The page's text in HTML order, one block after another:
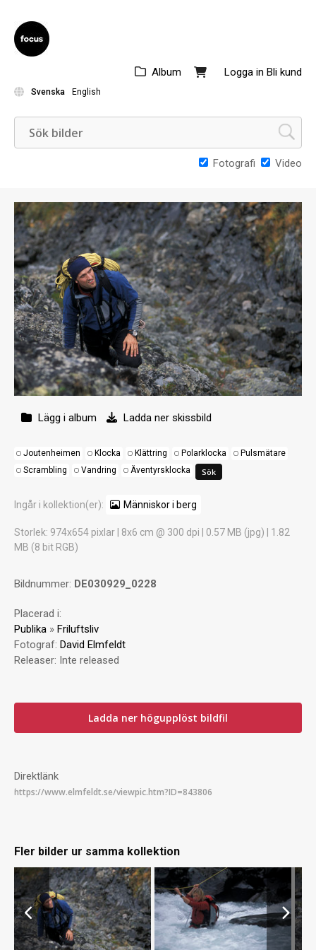
Logga in Bli kund
Album
Svenska English
Fotografi Video
Lägg i album Ladda ner skissbild
Joutenheimen Klocka Klättring Polarklocka
Pulsmätare
Scrambling
Vandring Äventyrsklocka
Ingår i kollektion(er): Människor i berg
Storlek: 974x654 pixlar | 8x6 cm @ 300 dpi | 0.57 MB (jpg) | 1.82
MB (8 bit RGB)
Bildnummer: DE030929_0228
Placerad i:
Publika » Friluftsliv
Fotograf: David Elmfeldt
Releaser: Inte released
Ladda ner högupplöst bildfil
Direktlänk
Fler bilder ur samma kollektion